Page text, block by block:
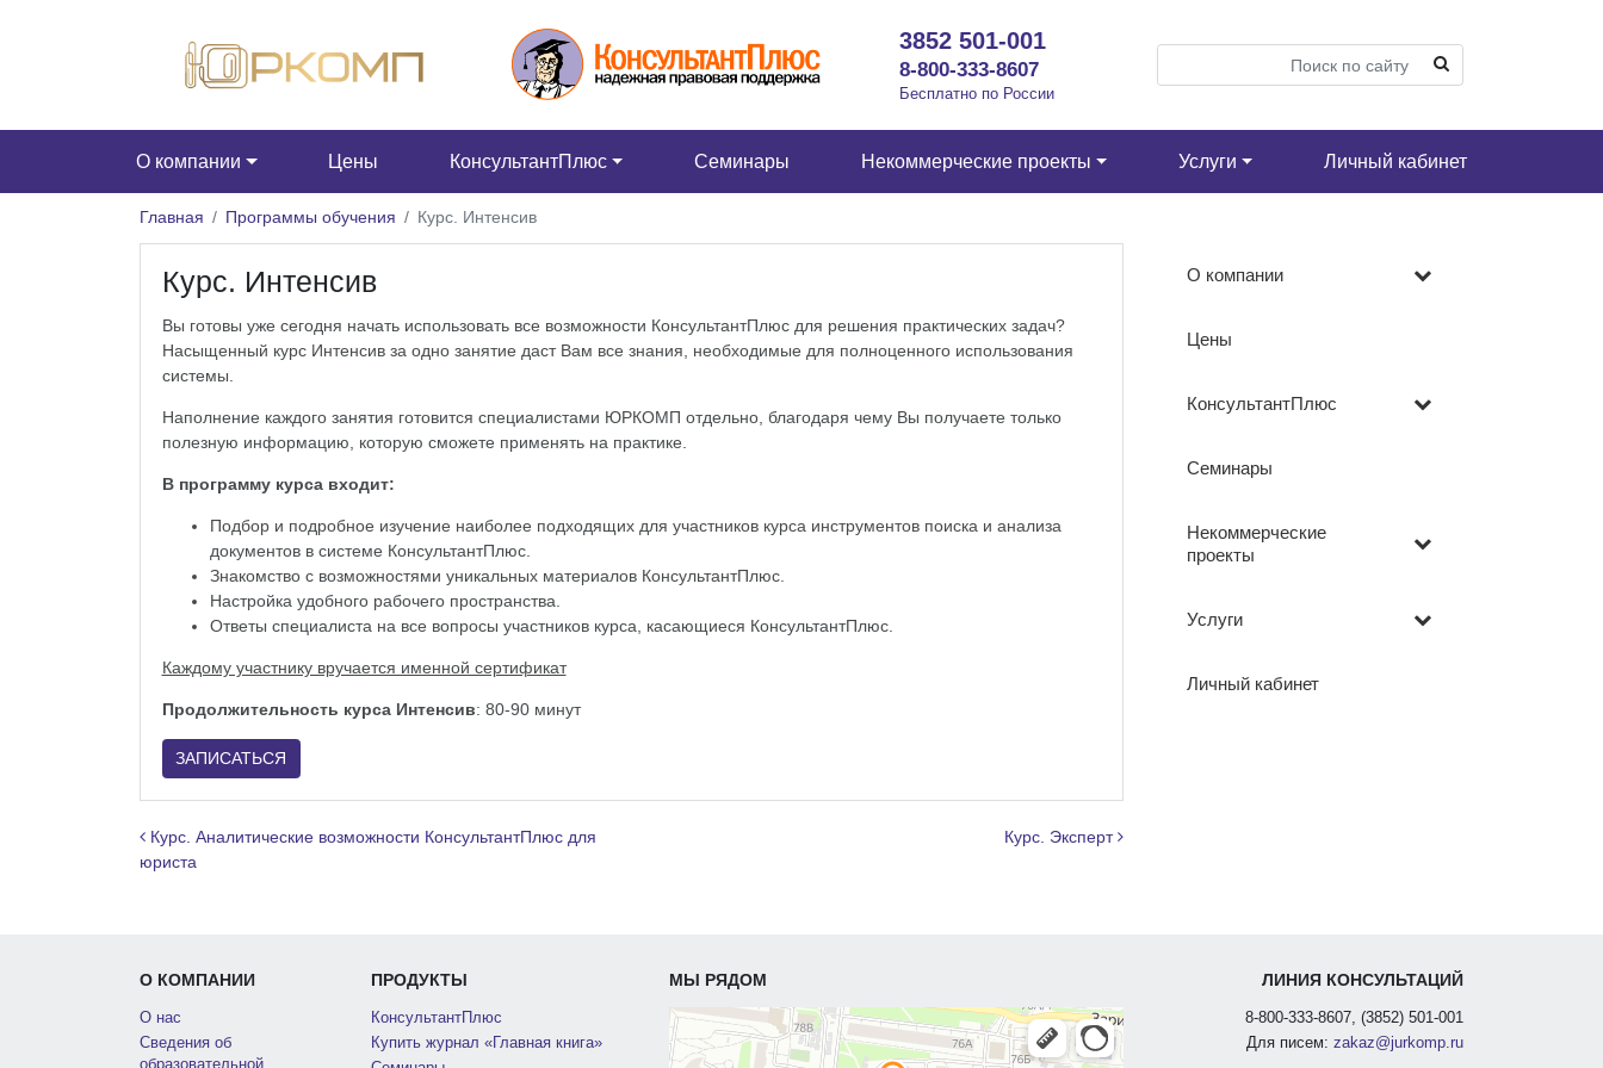
3852 501-001
8-800-333-8607
Бесплатно по России
О компании Цены КонсультантПлюс Семинары Некоммерческие проекты Услуги Личный кабинет
Главная Программы обучения Курс. Интенсив
Курс. Интенсив
Вы готовы уже сегодня начать использовать все возможности КонсультантПлюс для решения практических задач?
Насыщенный курс Интенсив за одно занятие даст Вам все знания, необходимые для полноценного использования
системы.
Наполнение каждого занятия готовится специалистами ЮРКОМП отдельно, благодаря чему Вы получаете только
полезную информацию, которую сможете применять на практике.
В программу курса входит:
Подбор и подробное изучение наиболее подходящих для участников курса инструментов поиска и анализа
документов в системе КонсультантПлюс.
Знакомство с возможностями уникальных материалов КонсультантПлюс.
Настройка удобного рабочего пространства.
Ответы специалиста на все вопросы участников курса, касающиеся КонсультантПлюс.
Каждому участнику вручается именной сертификат
Продолжительность курса Интенсив: 80-90 минут
ЗАПИСАТЬСЯ
Навигация по записям
Курс. Аналитические возможности КонсультантПлюс для
юриста
Курс. Эксперт
О компании
Цены
КонсультантПлюс
Семинары
Некоммерческие
проекты
Услуги
Личный кабинет
О КОМПАНИИ
О нас
Сведения об
образовательной
ПРОДУКТЫ
КонсультантПлюс
Купить журнал «Главная книга»
МЫ РЯДОМ ЛИНИЯ КОНСУЛЬТАЦИЙ
8-800-333-8607, (3852) 501-001
Для писем: zakaz@jurkomp.ru